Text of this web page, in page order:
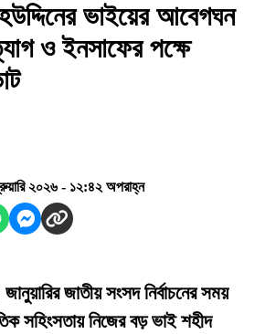
ভাইয়ের আবেগঘন
ও ইনসাফের পক্ষে
২০২৬ - ১২:৪২ অপরাহ্ন
জাতীয় সংসদ নির্বাচনের সময়
সহিংসতায় নিজের বড় ভাই শহীদ